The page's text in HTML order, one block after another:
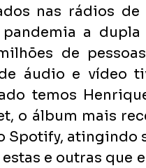
nas rádios de
a
de
áudio e vídeo
temos
o álbum mais
Spotify,
e outras que